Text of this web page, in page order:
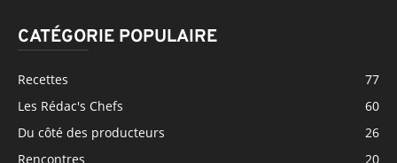
CATÉGORIE POPULAIRE
Recettes
77
Les Rédac's Chefs
60
Du côté des producteurs
26
Rencontres
20